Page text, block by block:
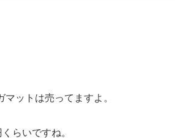
ットは売ってますよ。
らいですね。